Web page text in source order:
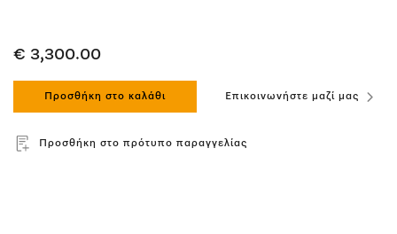
€ 3,300.00
Προσθήκη στο καλάθι Επικοινωνήστε μαζί μας
Προσθήκη στο πρότυπο παραγγελίας